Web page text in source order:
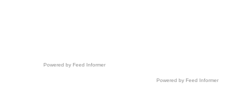
Powered by Feed Informer
Powered by Feed Informer